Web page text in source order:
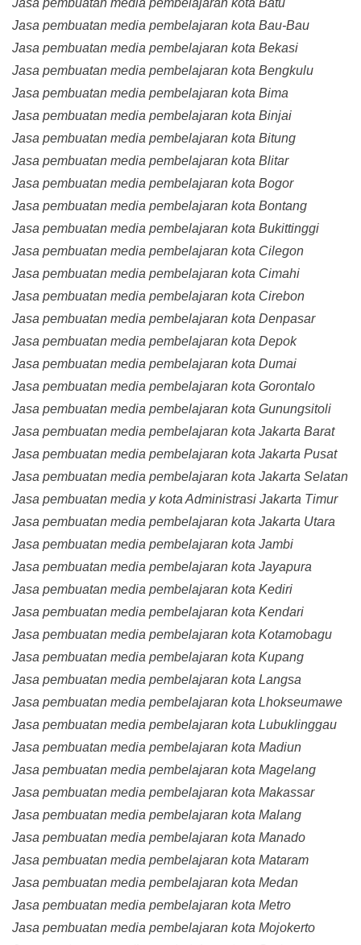
Jasa pembuatan media pembelajaran kota Batu
Jasa pembuatan media pembelajaran kota Bau-Bau
Jasa pembuatan media pembelajaran kota Bekasi
Jasa pembuatan media pembelajaran kota Bengkulu
Jasa pembuatan media pembelajaran kota Bima
Jasa pembuatan media pembelajaran kota Binjai
Jasa pembuatan media pembelajaran kota Bitung
Jasa pembuatan media pembelajaran kota Blitar
Jasa pembuatan media pembelajaran kota Bogor
Jasa pembuatan media pembelajaran kota Bontang
Jasa pembuatan media pembelajaran kota Bukittinggi
Jasa pembuatan media pembelajaran kota Cilegon
Jasa pembuatan media pembelajaran kota Cimahi
Jasa pembuatan media pembelajaran kota Cirebon
Jasa pembuatan media pembelajaran kota Denpasar
Jasa pembuatan media pembelajaran kota Depok
Jasa pembuatan media pembelajaran kota Dumai
Jasa pembuatan media pembelajaran kota Gorontalo
Jasa pembuatan media pembelajaran kota Gunungsitoli
Jasa pembuatan media pembelajaran kota Jakarta Barat
Jasa pembuatan media pembelajaran kota Jakarta Pusat
Jasa pembuatan media pembelajaran kota Jakarta Selatan
Jasa pembuatan media y kota Administrasi Jakarta Timur
Jasa pembuatan media pembelajaran kota Jakarta Utara
Jasa pembuatan media pembelajaran kota Jambi
Jasa pembuatan media pembelajaran kota Jayapura
Jasa pembuatan media pembelajaran kota Kediri
Jasa pembuatan media pembelajaran kota Kendari
Jasa pembuatan media pembelajaran kota Kotamobagu
Jasa pembuatan media pembelajaran kota Kupang
Jasa pembuatan media pembelajaran kota Langsa
Jasa pembuatan media pembelajaran kota Lhokseumawe
Jasa pembuatan media pembelajaran kota Lubuklinggau
Jasa pembuatan media pembelajaran kota Madiun
Jasa pembuatan media pembelajaran kota Magelang
Jasa pembuatan media pembelajaran kota Makassar
Jasa pembuatan media pembelajaran kota Malang
Jasa pembuatan media pembelajaran kota Manado
Jasa pembuatan media pembelajaran kota Mataram
Jasa pembuatan media pembelajaran kota Medan
Jasa pembuatan media pembelajaran kota Metro
Jasa pembuatan media pembelajaran kota Mojokerto